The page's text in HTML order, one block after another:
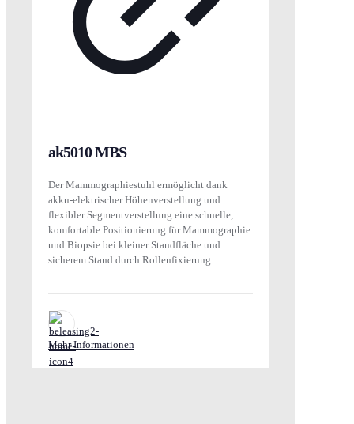
ak5010 MBS
Der Mammographiestuhl ermöglicht dank
akku-elektrischer Höhenverstellung und
flexibler Segmentverstellung eine schnelle,
komfortable Positionierung für Mammographie
und Biopsie bei kleiner Standfläche und
sicherem Stand durch Rollenfixierung.
Mehr Informationen